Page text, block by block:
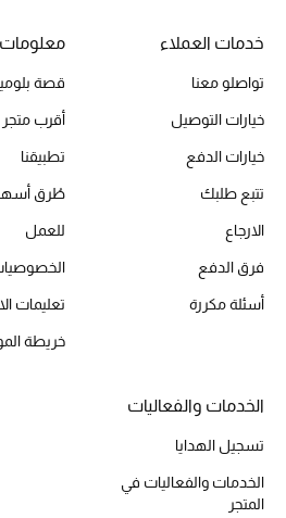
تسوقوا الأحذية
خصومات
جميع مستحضرات الجمال
العطور
مكتشف العطور
خدمات العملاء
تواصلو معنا
خيارات التوصيل
خيارات الدفع
تتبع طلبك
الارجاع
فرق الدفع
أسئلة مكررة
معلومات
قصة
أقرب متجر
تطبيقنا
طُرق
للعمل
تعليمات
خريطة
الخدمات والفعاليات
تسجيل الهدايا
الخدمات والفعاليات في
المتجر